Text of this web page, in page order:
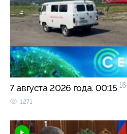
7 августа 2026 года. 00:15
1271